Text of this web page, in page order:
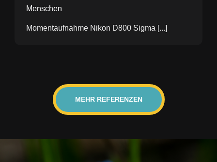
Menschen
Momentaufnahme Nikon D800 Sigma [...]
MEHR REFERENZEN